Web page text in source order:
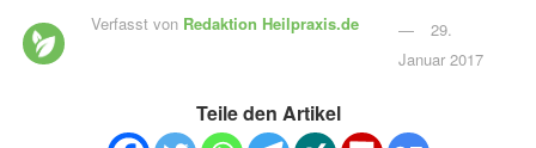
Verfasst von Redaktion Heilpraxis.de
29.
Januar 2017
Teile den Artikel